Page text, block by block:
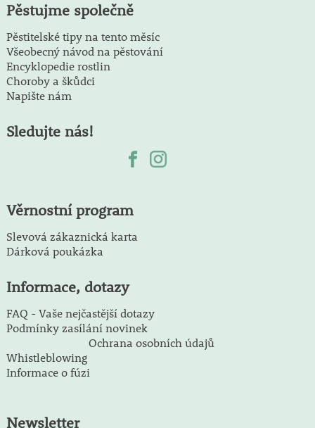
Pěstujme společně
Pěstitelské tipy na tento měsíc
Všeobecný návod na pěstování
Encyklopedie rostlin
Choroby a škůdci
Napište nám
Sledujte nás!
Věrnostní program
Slevová zákaznická karta
Dárková poukázka
Informace, dotazy
FAQ - Vaše nejčastější dotazy
Podmínky zasílání novinek
Ochrana osobních údajů
Whistleblowing
Informace o fúzi
Newsletter